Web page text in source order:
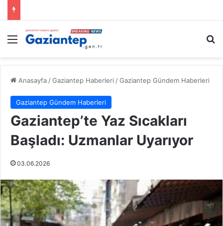
Menü
Anasayfa /Gaziantep Haberleri /Gaziantep Gündem Haberleri
Gaziantep Gündem Haberleri
Gaziantep’te Yaz Sıcakları
Başladı: Uzmanlar Uyarıyor
03.06.2026